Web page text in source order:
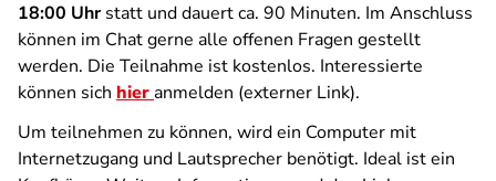
18:00 Uhrstatt und dauert ca. 90 Minuten. Im Anschluss
können im Chat gerne alle offenen Fragen gestellt
werden. Die Teilnahme ist kostenlos. Interessierte
können sich hieranmelden (externer Link).
Um teilnehmen zu können, wird ein Computer mit
Internetzugang und Lautsprecher benötigt. Ideal ist ein